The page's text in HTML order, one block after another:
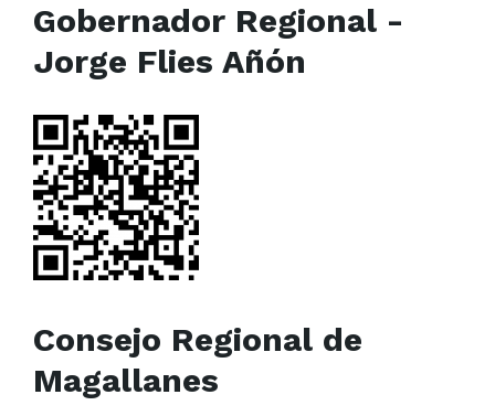
Gobernador Regional -
Jorge Flies Añón
Consejo Regional de
Magallanes